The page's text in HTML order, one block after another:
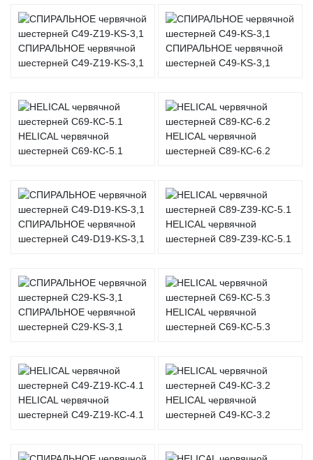
СПИРАЛЬНОЕ червячной
шестерней C49-Z19-KS-3,1
СПИРАЛЬНОЕ червячной
шестерней C49-KS-3,1
HELICAL червячной
шестерней C69-КС-5.1
HELICAL червячной
шестерней C89-КС-6.2
СПИРАЛЬНОЕ червячной
шестерней C49-D19-KS-3,1
HELICAL червячной
шестерней C89-Z39-КС-5.1
СПИРАЛЬНОЕ червячной
шестерней C29-KS-3,1
HELICAL червячной
шестерней C69-КС-5.3
HELICAL червячной
шестерней C49-Z19-КС-4.1
HELICAL червячной
шестерней C49-КС-3.2